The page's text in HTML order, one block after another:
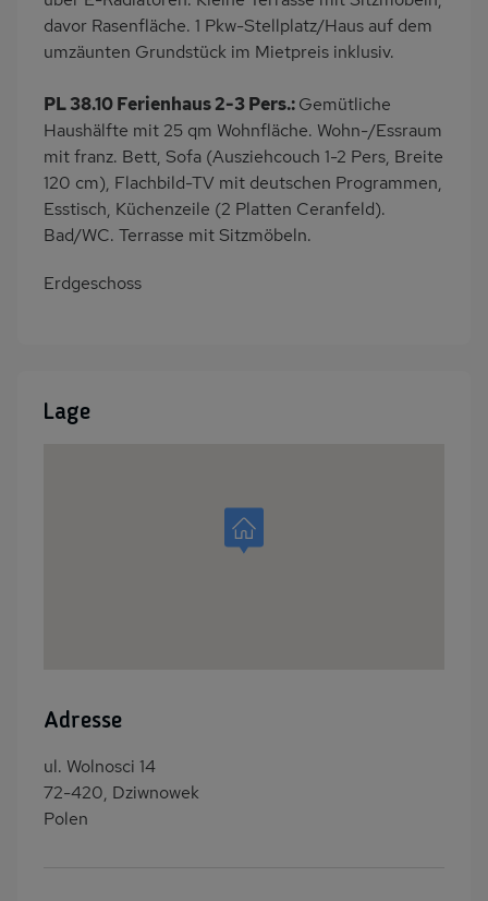
davor Rasenfläche. 1 Pkw-Stellplatz/Haus auf dem
umzäunten Grundstück im Mietpreis inklusiv.
PL 38.10 Ferienhaus 2-3 Pers.:Gemütliche
Haushälfte mit 25 qm Wohnfläche. Wohn-/Essraum
mit franz. Bett, Sofa (Ausziehcouch 1-2 Pers, Breite
120 cm), Flachbild-TV mit deutschen Programmen,
Esstisch, Küchenzeile (2 Platten Ceranfeld).
Bad/WC. Terrasse mit Sitzmöbeln.
Erdgeschoss
Lage
Adresse
ul. Wolnosci 14
72-420, Dziwnowek
Polen